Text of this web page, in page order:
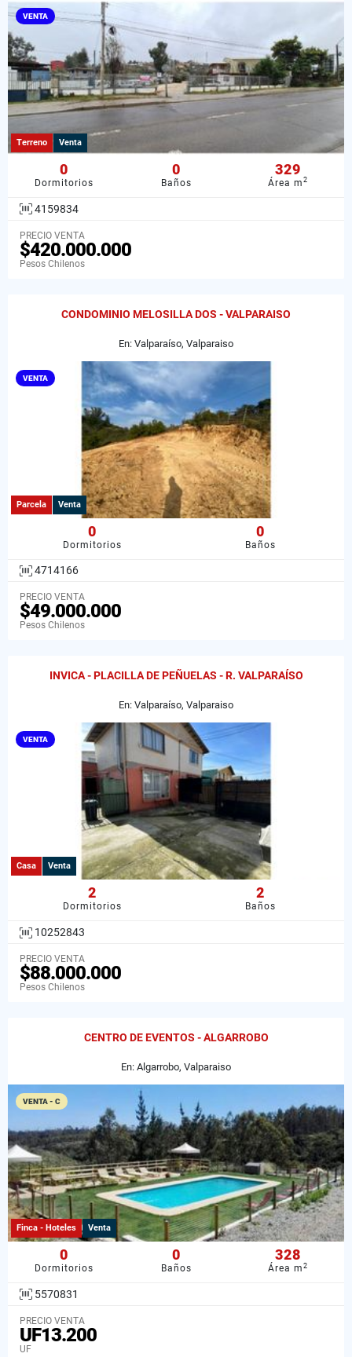
VENTA
Terreno Venta
0
Dormitorios
0
Baños
329
Área m2
4159834
PRECIO VENTA
$420.000.000
Pesos Chilenos
CONDOMINIO MELOSILLA DOS - VALPARAISO
En: Valparaíso, Valparaiso
VENTA
Parcela Venta
0
Dormitorios
0
Baños
4714166
PRECIO VENTA
$49.000.000
Pesos Chilenos
INVICA - PLACILLA DE PEÑUELAS - R. VALPARAÍSO
En: Valparaíso, Valparaiso
VENTA
Casa Venta
2
Dormitorios
2
Baños
10252843
PRECIO VENTA
$88.000.000
Pesos Chilenos
CENTRO DE EVENTOS - ALGARROBO
En: Algarrobo, Valparaiso
VENTA - C
Finca - Hoteles Venta
0
Dormitorios
0
Baños
328
Área m2
5570831
PRECIO VENTA
UF13.200
UF